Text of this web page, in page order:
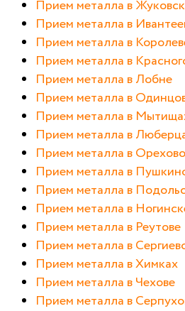
Прием металла в
Прием металла в
Прием металла в
Прием металла в
Прием металла в Лобне
Прием металла в
Прием металла в
Прием металла в
Прием металла в
Прием металла в
Прием металла в
Прием металла в
Прием металла в Реутове
Прием металла в
Прием металла в Химках
Прием металла в Чехове
Прием металла в